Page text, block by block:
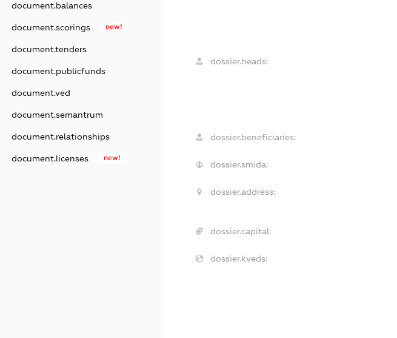
document.balances
document.scorings new!
document.tenders
document.publicfunds
document.ved
document.semantrum
document.relationships
document.licenses new!
dossier.heads:
dossier.beneficiaries:
dossier.smida:
dossier.address:
dossier.capital:
dossier.kveds: